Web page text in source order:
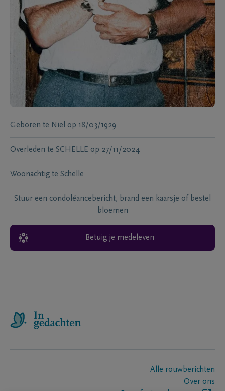
Geboren te Niel op 18/03/1929
Overleden te SCHELLE op 27/11/2024
Woonachtig te Schelle
Stuur een condoléancebericht, brand een kaarsje of bestel
bloemen
Betuig je medeleven
Alle rouwberichten
Over ons